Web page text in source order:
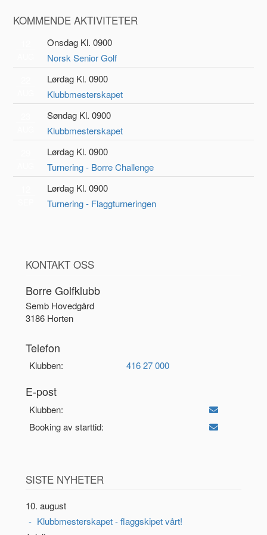
KOMMENDE AKTIVITETER
Onsdag Kl. 0900
Norsk Senior Golf
Lørdag Kl. 0900
Klubbmesterskapet
Søndag Kl. 0900
Klubbmesterskapet
Lørdag Kl. 0900
Turnering - Borre Challenge
Lørdag Kl. 0900
Turnering - Flaggturneringen
KONTAKT OSS
Borre Golfklubb
Semb Hovedgård
3186 Horten
Telefon
Klubben: 416 27 000
E-post
Klubben:
Booking av starttid:
SISTE NYHETER
10. august
Klubbmesterskapet - flaggskipet vårt!